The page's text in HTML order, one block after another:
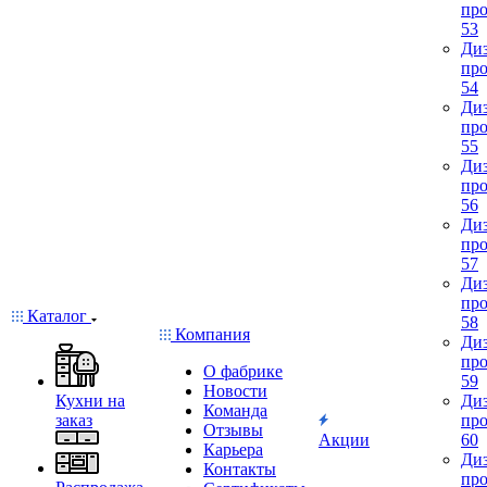
Каталог
Кухни на
заказ
Компания
О фабрике
Новости
Команда
Отзывы
Карьера
Контакты
Акции
53
54
55
56
57
58
59
60